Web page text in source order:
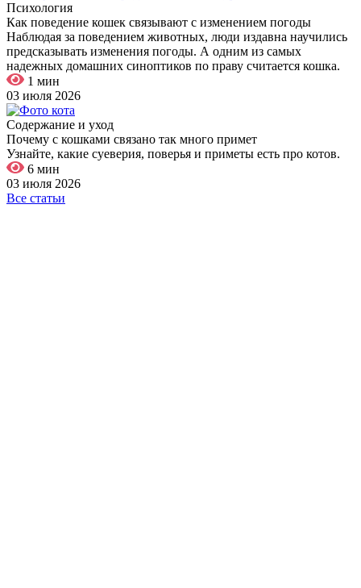
Психология
Как поведение кошек связывают с изменением погоды
Наблюдая за поведением животных, люди издавна научились
предсказывать изменения погоды. А одним из самых
надежных домашних синоптиков по праву считается кошка.
1 мин
03 июля 2026
Содержание и уход
Почему с кошками связано так много примет
Узнайте, какие суеверия, поверья и приметы есть про котов.
6 мин
03 июля 2026
Все статьи